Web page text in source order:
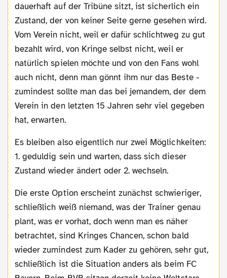
dauerhaft auf der Tribüne sitzt, ist sicherlich ein
Zustand, der von keiner Seite gerne gesehen wird.
Vom Verein nicht, weil er dafür schlichtweg zu gut
bezahlt wird, von Kringe selbst nicht, weil er
natürlich spielen möchte und von den Fans wohl
auch nicht, denn man gönnt ihm nur das Beste -
zumindest sollte man das bei jemandem, der dem
Verein in den letzten 15 Jahren sehr viel gegeben
hat, erwarten.
Es bleiben also eigentlich nur zwei Möglichkeiten:
1. geduldig sein und warten, dass sich dieser
Zustand wieder ändert oder 2. wechseln.
Die erste Option erscheint zunächst schwieriger,
schließlich weiß niemand, was der Trainer genau
plant, was er vorhat, doch wenn man es näher
betrachtet, sind Kringes Chancen, schon bald
wieder zumindest zum Kader zu gehören, sehr gut,
schließlich ist die Situation anders als beim FC